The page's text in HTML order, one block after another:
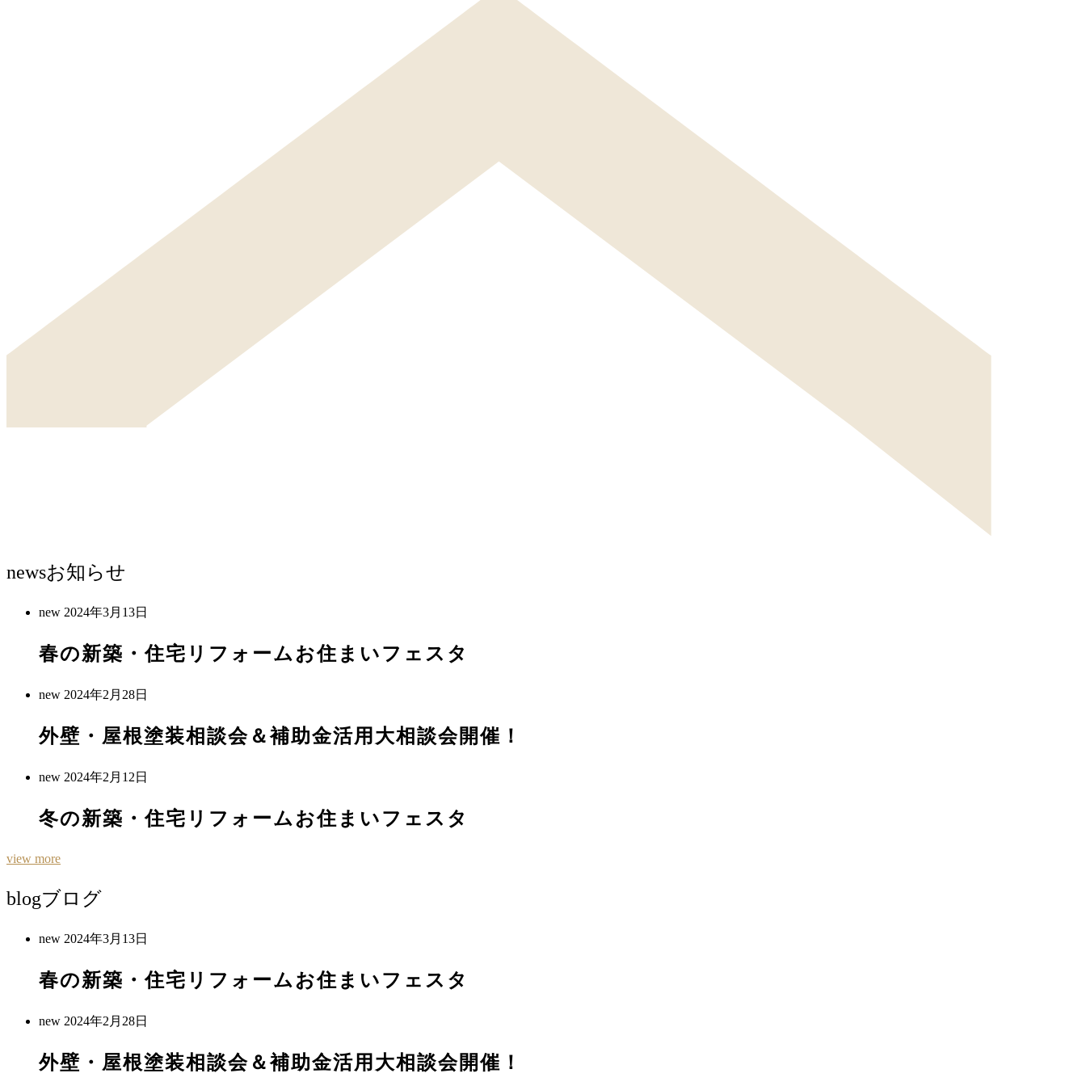
newsお知らせ
new 2024年3月13日
春の新築・住宅リフォームお住まいフェスタ
new 2024年2月28日
外壁・屋根塗装相談会＆補助金活用大相談会開催！
new 2024年2月12日
冬の新築・住宅リフォームお住まいフェスタ
view more
blogブログ
new 2024年3月13日
春の新築・住宅リフォームお住まいフェスタ
new 2024年2月28日
外壁・屋根塗装相談会＆補助金活用大相談会開催！